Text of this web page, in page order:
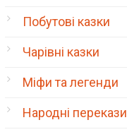
Побутові казки
Чарівні казки
Міфи та легенди
Народні перекази